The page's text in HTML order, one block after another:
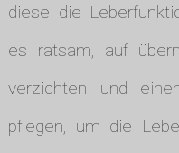
diese die
es ratsam, auf
verzichten und
pflegen, um die